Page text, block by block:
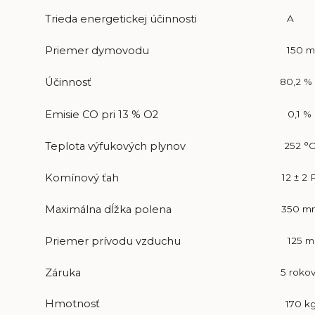
Trieda energetickej účinnosti A
Priemer dymovodu150
Účinnosť 80,2 %
Emisie CO pri 13 % O2 0,1 %
Teplota výfukových plynov 252 °C
Komínový ťah12 ± 2
Maximálna dĺžka polena 350
Priemer prívodu vzduchu125
Záruka 5 rokov
Hmotnosť170 kg